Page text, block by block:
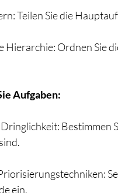
Teilen Sie die
Hierarchie: Ordnen Sie
Aufgaben:
Bestimmen
ein.